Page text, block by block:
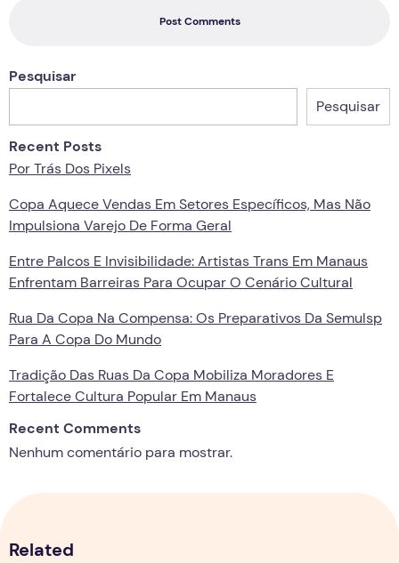
Post Comments
Pesquisar
Pesquisar
Recent Posts
Por Trás Dos Pixels
Copa Aquece Vendas Em Setores Específicos, Mas Não
Impulsiona Varejo De Forma Geral
Entre Palcos E Invisibilidade: Artistas Trans Em Manaus
Enfrentam Barreiras Para Ocupar O Cenário Cultural
Rua Da Copa Na Compensa: Os Preparativos Da Semulsp
Para A Copa Do Mundo
Tradição Das Ruas Da Copa Mobiliza Moradores E
Fortalece Cultura Popular Em Manaus
Recent Comments
Nenhum comentário para mostrar.
Related